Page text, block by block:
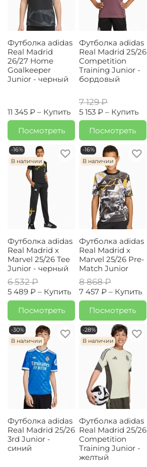
Футболка adidas
Real Madrid
26/27 Home
Goalkeeper
Junior - черный
11 345 ₽ – Купить
Посмотреть
Футболка adidas
Real Madrid 25/26
Competition
Training Junior -
бордовый
7 129 ₽
5 153 ₽ – Купить
Посмотреть
-16%
В наличии
Футболка adidas
Real Madrid x
Marvel 25/26 Tee
Junior - черный
6 532 ₽
5 489 ₽ – Купить
Посмотреть
-16%
В наличии
Футболка adidas
Real Madrid x
Marvel 25/26 Pre-
Match Junior
8 868 ₽
7 457 ₽ – Купить
Посмотреть
-30%
В наличии
Футболка adidas
Real Madrid 25/26
3rd Junior -
синий
-28%
В наличии
Футболка adidas
Real Madrid 25/26
Competition
Training Junior -
желтый